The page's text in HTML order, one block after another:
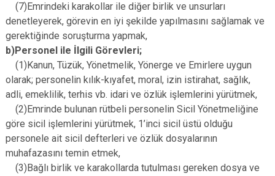
(7)Emrindeki karakollar ile diğer birlik ve unsurları
denetleyerek, görevin en iyi şekilde yapılmasını sağlamak ve
gerektiğinde soruşturma yapmak,
b)Personel ile İlgili Görevleri;
(1)Kanun, Tüzük, Yönetmelik, Yönerge ve Emirlere uygun
olarak; personelin kılık-kıyafet, moral, izin istirahat, sağlık,
adli, emeklilik, terhis vb. idari ve özlük işlemlerini yürütmek,
(2)Emrinde bulunan rütbeli personelin Sicil Yönetmeliğine
göre sicil işlemlerini yürütmek, 1’inci sicil üstü olduğu
personele ait sicil defterleri ve özlük dosyalarının
muhafazasını temin etmek,
(3)Bağlı birlik ve karakollarda tutulması gereken dosya ve